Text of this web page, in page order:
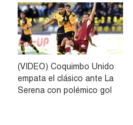
(VIDEO) Coquimbo Unido
empata el clásico ante La
Serena con polémico gol